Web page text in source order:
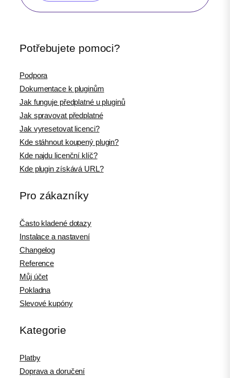
Potřebujete pomoci?
Podpora
Dokumentace k pluginům
Jak funguje předplatné u pluginů
Jak spravovat předplatné
Jak vyresetovat licenci?
Kde stáhnout koupený plugin?
Kde najdu licenční klíč?
Kde plugin získává URL?
Pro zákazníky
Často kladené dotazy
Instalace a nastavení
Changelog
Reference
Můj účet
Pokladna
Slevové kupóny
Kategorie
Platby
Doprava a doručení